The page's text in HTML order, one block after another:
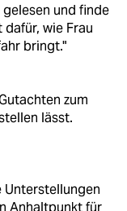
und finde
wie Frau
bringt."
zum
lässt.
Anhaltpunkt für